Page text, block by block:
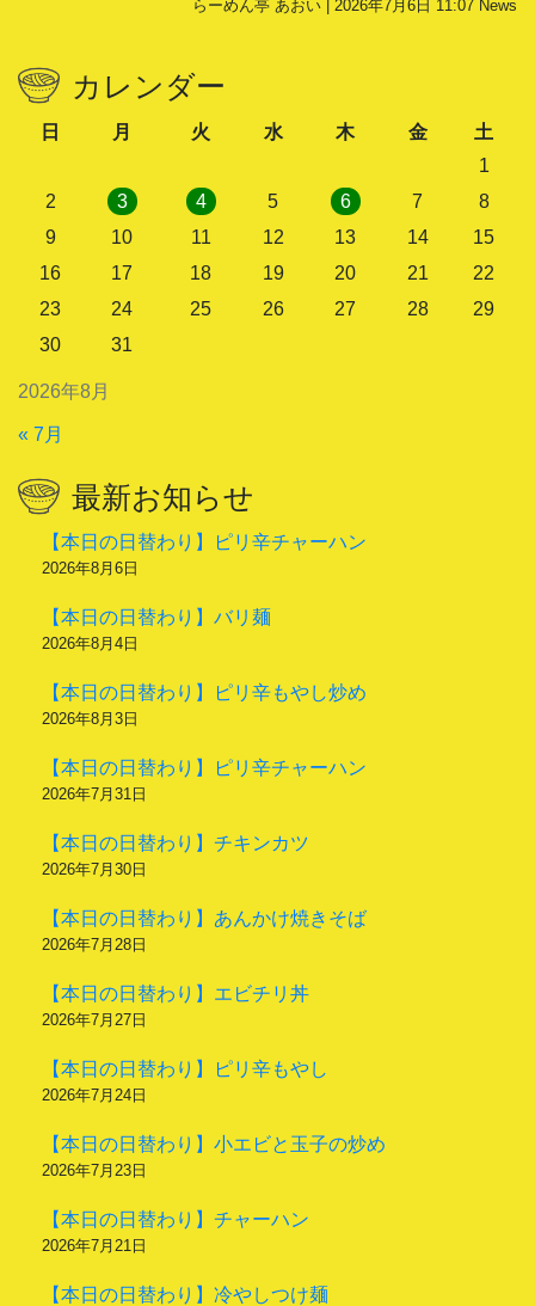
らーめん亭 あおい | 2026年7月6日 11:07 News
カレンダー
2026年8月
日 月 火 水 木 金
土
1
2
3 4 5 6 7
8
9
10 11 12 13 14
15
16
17 18 19 20 21
22
23
24 25 26 27 28
29
30
31
« 7月
最新お知らせ
【本日の日替わり】ピリ辛チャーハン
2026年8月6日
【本日の日替わり】バリ麺
2026年8月4日
【本日の日替わり】ピリ辛もやし炒め
2026年8月3日
【本日の日替わり】ピリ辛チャーハン
2026年7月31日
【本日の日替わり】チキンカツ
2026年7月30日
【本日の日替わり】あんかけ焼きそば
2026年7月28日
【本日の日替わり】エビチリ丼
2026年7月27日
【本日の日替わり】ピリ辛もやし
2026年7月24日
【本日の日替わり】小エビと玉子の炒め
2026年7月23日
【本日の日替わり】チャーハン
2026年7月21日
【本日の日替わり】冷やしつけ麺